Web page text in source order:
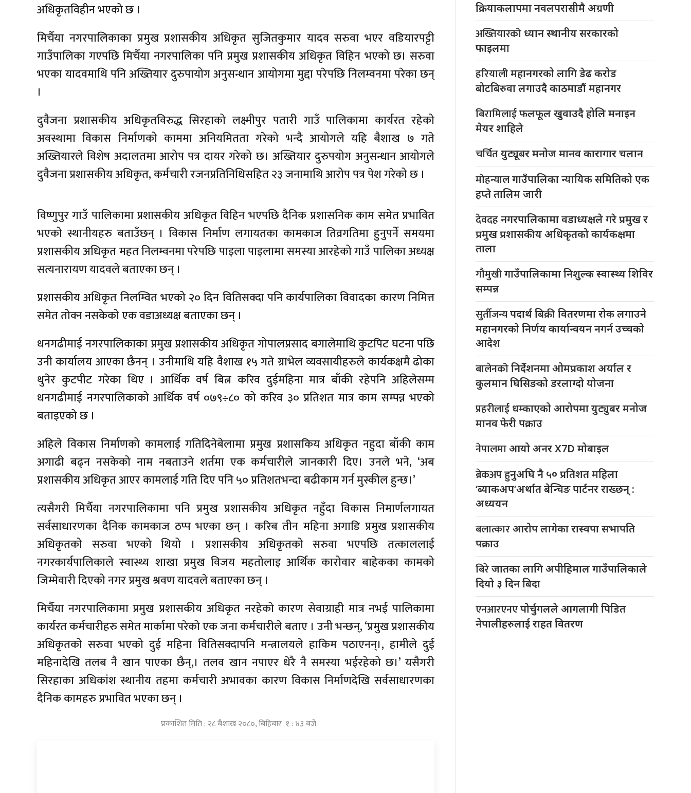
अधिकृतविहीन भएको छ ।
मिर्चैया नगरपालिकाका प्रमुख प्रशासकीय अधिकृत सुजितकुमार यादव सरुवा भएर वडियारपट्टी
गाउँपालिका गएपछि मिर्चैया नगरपालिका पनि प्रमुख प्रशासकीय अधिकृत विहिन भएको छ। सरुवा
भएका यादवमाथि पनि अख्तियार दुरुपायोग अनुसन्धान आयोगमा मुद्दा परेपछि निलम्वनमा परेका छन्
।
दुवैजना प्रशासकीय अधिकृतविरुद्ध सिरहाको लक्ष्मीपुर पतारी गाउँ पालिकामा कार्यरत रहेको
अवस्थामा विकास निर्माणको काममा अनियमितता गरेको भन्दै आयोगले यहि बैशाख ७ गते
अख्तियारले विशेष अदालतमा आरोप पत्र दायर गरेको छ। अख्तियार दुरुपयोग अनुसन्धान आयोगले
दुवैजना प्रशासकीय अधिकृत, कर्मचारी रजनप्रतिनिधिसहित २३ जनामाथि आरोप पत्र पेश गरेको छ ।
विष्णुपुर गाउँ पालिकामा प्रशासकीय अधिकृत विहिन भएपछि दैनिक प्रशासनिक काम समेत प्रभावित
भएको स्थानीयहरु बताउँछन् । विकास निर्माण लगायतका कामकाज तिव्रगतिमा हुनुपर्ने समयमा
प्रशासकीय अधिकृत महत निलम्वनमा परेपछि पाइला पाइलामा समस्या आरहेको गाउँ पालिका अध्यक्ष
सत्यनारायण यादवले बताएका छन् ।
प्रशासकीय अधिकृत निलम्वित भएको २० दिन वितिसक्दा पनि कार्यपालिका विवादका कारण निमित्त
समेत तोक्न नसकेको एक वडाअध्यक्ष बताएका छन् ।
धनगढीमाई नगरपालिकाका प्रमुख प्रशासकीय अधिकृत गोपालप्रसाद बगालेमाथि कुटपिट घटना पछि
उनी कार्यालय आएका छैनन् । उनीमाथि यहि वैशाख १५ गते ग्राभेल व्यवसायीहरुले कार्यकक्षमै ढोका
थुनेर कुटपीट गरेका थिए । आर्थिक वर्ष बित्न करिव दुईमहिना मात्र बाँकी रहेपनि अहिलेसम्म
धनगढीमाई नगरपालिकाको आर्थिक वर्ष ०७९÷८० को करिव ३० प्रतिशत मात्र काम सम्पन्न भएको
बताइएको छ ।
अहिले विकास निर्माणको कामलाई गतिदिनेबेलामा प्रमुख प्रशासकिय अधिकृत नहुदा बाँकी काम
अगाढी बढ्न नसकेको नाम नबताउने शर्तमा एक कर्मचारीले जानकारी दिए। उनले भने, ‘अब
प्रशासकीय अधिकृत आएर कामलाई गति दिए पनि ५० प्रतिशतभन्दा बढीकाम गर्न मुस्कील हुन्छ।’
त्यसैगरी मिर्चैया नगरपालिकामा पनि प्रमुख प्रशासकीय अधिकृत नहुँदा विकास निमार्णलगायत
सर्वसाधारणका दैनिक कामकाज ठप्प भएका छन् । करिब तीन महिना अगाडि प्रमुख प्रशासकीय
अधिकृतको सरुवा भएको थियो । प्रशासकीय अधिकृतको सरुवा भएपछि तत्काललाई
नगरकार्यपालिकाले स्वास्थ्य शाखा प्रमुख विजय महतोलाइ आर्थिक कारोवार बाहेकका कामको
जिम्मेवारी दिएको नगर प्रमुख श्रवण यादवले बताएका छन् ।
मिर्चैया नगरपालिकामा प्रमुख प्रशासकीय अधिकृत नरहेको कारण सेवाग्राही मात्र नभई पालिकामा
कार्यरत कर्मचारीहरु समेत मार्कामा परेको एक जना कर्मचारीले बताए । उनी भन्छन्, ‘प्रमुख प्रशासकीय
अधिकृतको सरुवा भएको दुई महिना वितिसक्दापनि मन्त्रालयले हाकिम पठाएनन्।, हामीले दुई
महिनादेखि तलब नै खान पाएका छैन्,। तलव खान नपाएर धेरै नै समस्या भईरहेको छ।’ यसैगरी
सिरहाका अधिकांश स्थानीय तहमा कर्मचारी अभावका कारण विकास निर्माणदेखि सर्वसाधारणका
दैनिक कामहरु प्रभावित भएका छन् ।
प्रकाशित मिति : २८ बैशाख २०८०, बिहिबार १ : ४३ बजे
क्रियाकलापमा नवलपरासीमै अग्रणी
अख्तियारको ध्यान स्थानीय सरकारको
फाइलमा
हरियालीमहानगरको लागि डेढ करोड
बोटबिरुवा लगाउदै काठमाडौं महानगर
बिरामिलाईफलफूल खुवाउदै होलि मनाइन
मेयर शाहिले
चर्चितयुट्यूबर मनोज मानव कारागार चलान
मोहन्यालगाउँपालिका न्यायिक समितिको एक
हप्ते तालिम जारी
देवदहनगरपालिकामा वडाध्यक्षले गरे प्रमुख र
प्रमुख प्रशासकीय अधिकृतको कार्यकक्षमा
ताला
गौमुखीगाउँपालिकामा निशुल्क स्वास्थ्य शिविर
सम्पन्न
सुर्तीजन्यपदार्थ बिक्री वितरणमा रोक लगाउने
महानगरको निर्णय कार्यान्वयन नगर्न उच्चको
आदेश
बालेनकोनिर्देशनमा ओमप्रकाश अर्याल र
कुलमान घिसिङको डरलाग्दो योजना
प्रहरीलाई धम्काएको आरोपमा युट्युबर मनोज
मानव फेरी पक्राउ
नेपालमाआयो अनर X7D मोबाइल
ब्रेकअपहुनुअघि नै ५० प्रतिशत महिला
‘ब्याकअप’अर्थात बेन्चिङ पार्टनर राख्छन् :
अध्ययन
बलात्कारआरोप लागेका रास्वपा सभापति
पक्राउ
बिरेजातका लागि अपीहिमाल गाउँपालिकाले
दियो ३ दिन बिदा
एनआरएनएपोर्चुगलले आगलागी पिडित
नेपालीहरुलाई राहत वितरण